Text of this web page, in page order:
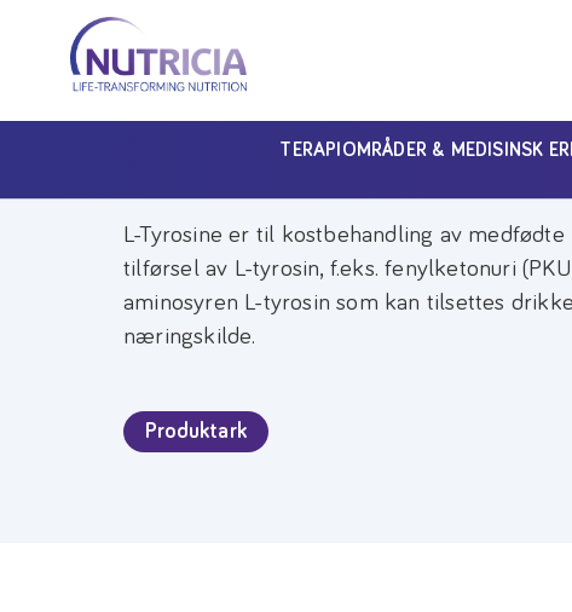
Nutricia
Nutricia
TERAPIOMRÅDER & MEDISINSK
Nutricia
L-TYROSINE
L-Tyrosine er til kostbehandling av
tilførsel av L-tyrosin, f.eks. fenylketonuri
aminosyren L-tyrosin som kan tilsettes
næringskilde.
Produktark